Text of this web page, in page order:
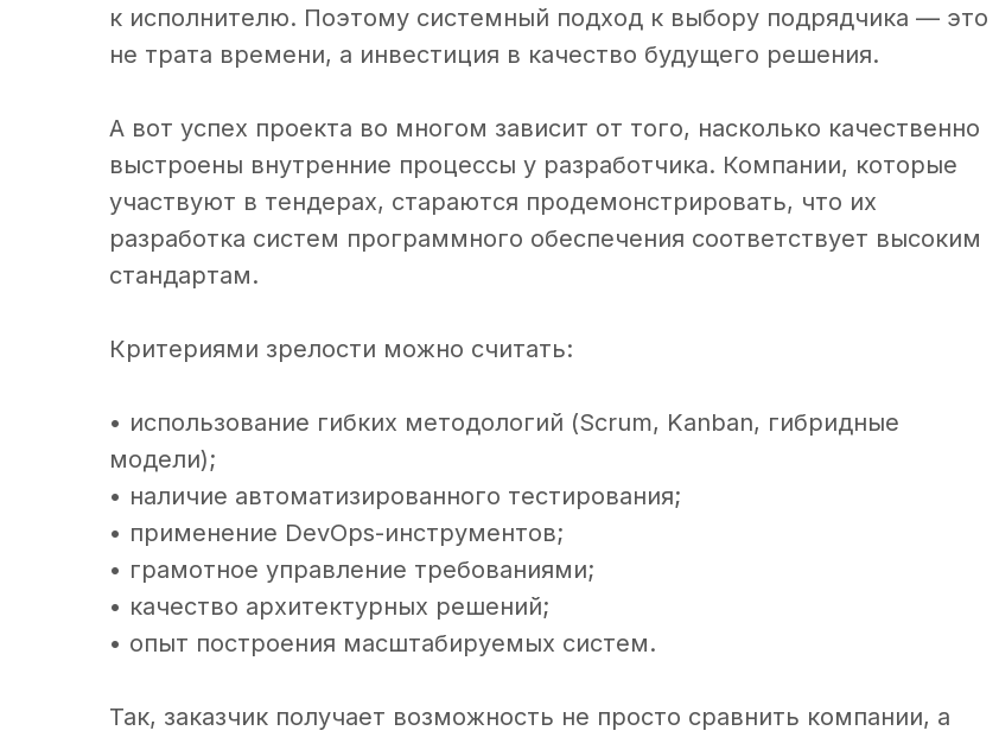
к исполнителю. Поэтому системный подход к выбору подрядчика — это
не трата времени, а инвестиция в качество будущего решения.
А вот успех проекта во многом зависит от того, насколько качественно
выстроены внутренние процессы у разработчика. Компании, которые
участвуют в тендерах, стараются продемонстрировать, что их
разработка систем программного обеспечения соответствует высоким
стандартам.
Критериями зрелости можно считать:
• использование гибких методологий (Scrum, Kanban, гибридные
модели);
• наличие автоматизированного тестирования;
• применение DevOps-инструментов;
• грамотное управление требованиями;
• качество архитектурных решений;
• опыт построения масштабируемых систем.
Так, заказчик получает возможность не просто сравнить компании, а